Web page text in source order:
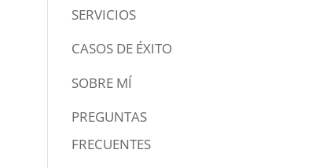
SERVICIOS
CASOS DE ÉXITO
SOBRE MÍ
PREGUNTAS
FRECUENTES